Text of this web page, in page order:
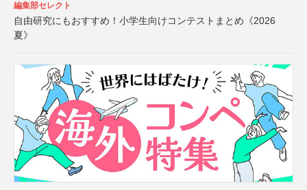
編集部セレクト
自由研究にもおすすめ！小学生向けコンテストまとめ《2026
夏》